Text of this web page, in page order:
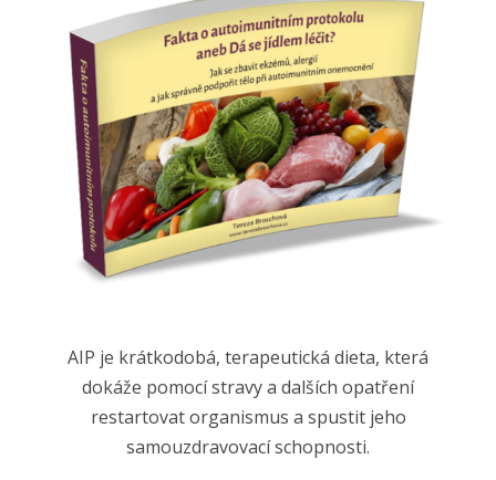
AIP je krátkodobá, terapeutická dieta, která
dokáže pomocí stravy a dalších opatření
restartovat organismus a spustit jeho
samouzdravovací schopnosti.